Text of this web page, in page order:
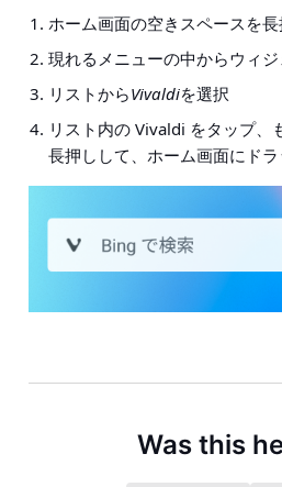
ホーム画面の空きスペースを長
現れるメニューの中からウィ
リストからVivaldiを選択
リスト内の Vivaldi をタップ、
長押しして、ホーム画面にド
Was this